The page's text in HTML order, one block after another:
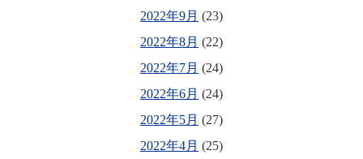
2022年9月 (23)
2022年8月 (22)
2022年7月 (24)
2022年6月 (24)
2022年5月 (27)
2022年4月 (25)